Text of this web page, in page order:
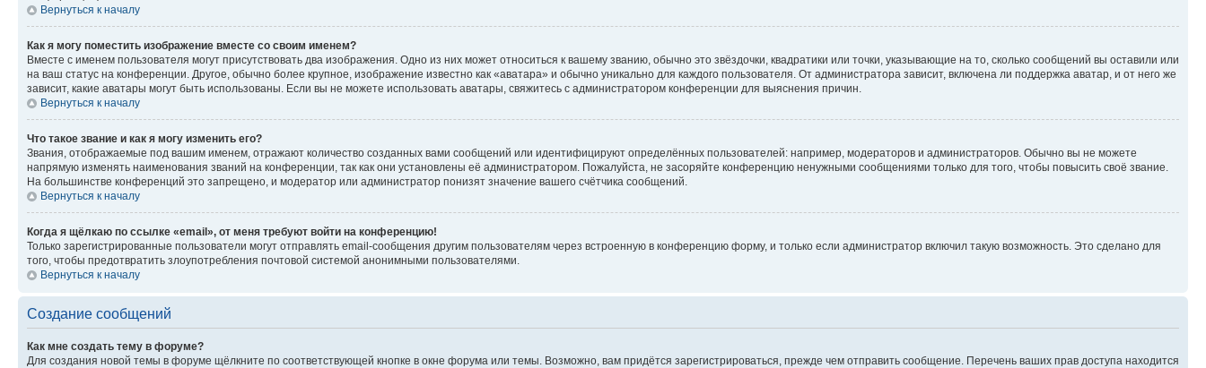
Вернуться к началу
Как я могу поместить изображение вместе со своим именем?
Вместе с именем пользователя могут присутствовать два изображения. Одно из них может относиться к вашему званию, обычно это звёздочки, квадратики или точки, указывающие на то, сколько сообщений вы оставили или
на ваш статус на конференции. Другое, обычно более крупное, изображение известно как «аватара» и обычно уникально для каждого пользователя. От администратора зависит, включена ли поддержка аватар, и от него же
зависит, какие аватары могут быть использованы. Если вы не можете использовать аватары, свяжитесь с администратором конференции для выяснения причин.
Вернуться к началу
Что такое звание и как я могу изменить его?
Звания, отображаемые под вашим именем, отражают количество созданных вами сообщений или идентифицируют определённых пользователей: например, модераторов и администраторов. Обычно вы не можете
напрямую изменять наименования званий на конференции, так как они установлены её администратором. Пожалуйста, не засоряйте конференцию ненужными сообщениями только для того, чтобы повысить своё звание.
На большинстве конференций это запрещено, и модератор или администратор понизят значение вашего счётчика сообщений.
Вернуться к началу
Когда я щёлкаю по ссылке «email», от меня требуют войти на конференцию!
Только зарегистрированные пользователи могут отправлять email-сообщения другим пользователям через встроенную в конференцию форму, и только если администратор включил такую возможность. Это сделано для
того, чтобы предотвратить злоупотребления почтовой системой анонимными пользователями.
Вернуться к началу
Создание сообщений
Как мне создать тему в форуме?
Для создания новой темы в форуме щёлкните по соответствующей кнопке в окне форума или темы. Возможно, вам придётся зарегистрироваться, прежде чем отправить сообщение. Перечень ваших прав доступа находится